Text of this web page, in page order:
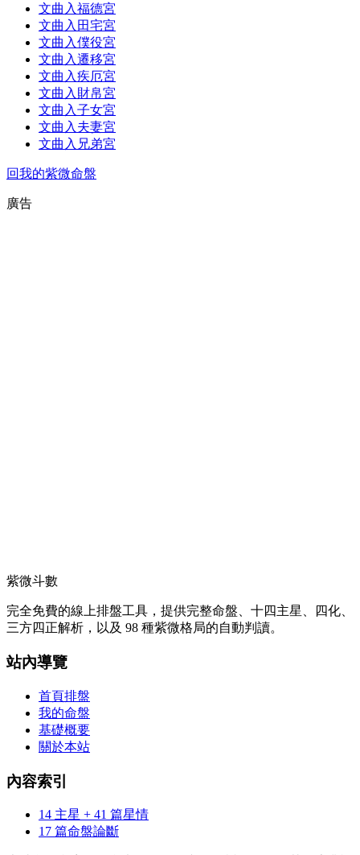
文曲入福德宮
文曲入田宅宮
文曲入僕役宮
文曲入遷移宮
文曲入疾厄宮
文曲入財帛宮
文曲入子女宮
文曲入夫妻宮
文曲入兄弟宮
回我的紫微命盤
廣告
紫微斗數
完全免費的線上排盤工具，提供完整命盤、十四主星、四化、
三方四正解析，以及 98 種紫微格局的自動判讀。
站內導覽
首頁排盤
我的命盤
基礎概要
關於本站
內容索引
14 主星 + 41 篇星情
17 篇命盤論斷